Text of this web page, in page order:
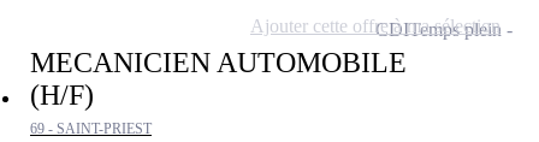
MECANICIEN AUTOMOBILE
(H/F)
69 - SAINT-PRIEST
CDITemps plein
Ajouter cette offre à ma sélection